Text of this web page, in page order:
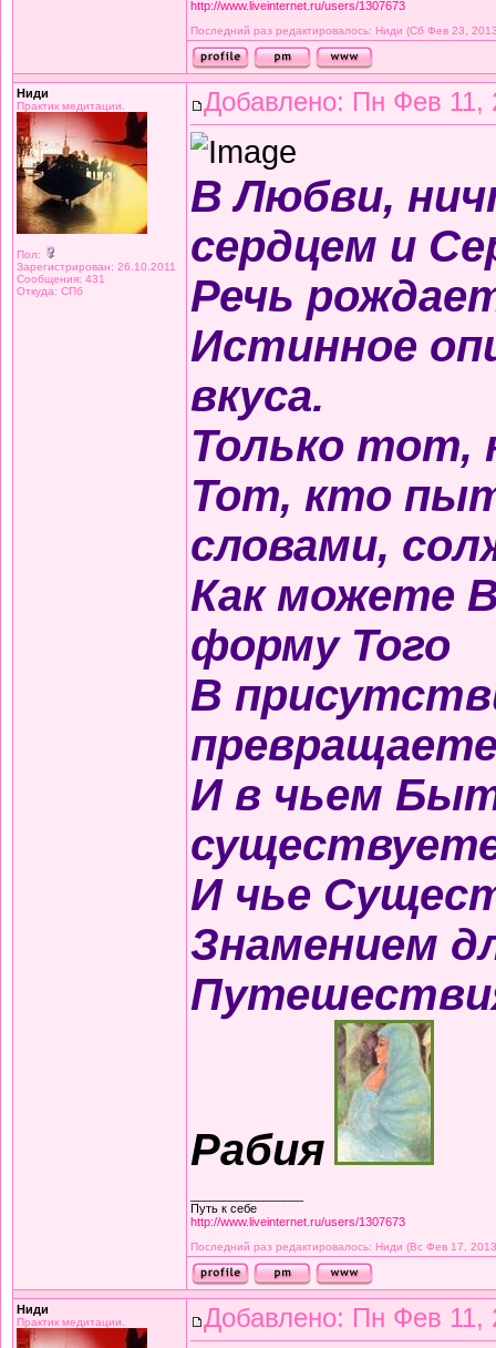
http://www.liveinternet.ru/users/1307673
Последний раз редактировалось: Ниди (Сб Фев 23,
Ниди
Практик медитации.
Пол:
Зарегистрирован: 26.10.2011
Сообщения: 431
Откуда: СПб
Добавлено: Пн Фев 11,
В Любви,
сердцем и
Речь
Истинное
вкуса.
Только тот,
Тот, кто
словами,
Как можете
форму Того
В
И в чьем
И чье
Знамением
Рабия
Путь к себе
http://www.liveinternet.ru/users/1307673
Последний раз редактировалось: Ниди (Вс Фев 17,
Ниди
Практик медитации. Добавлено: Пн Фев 11,